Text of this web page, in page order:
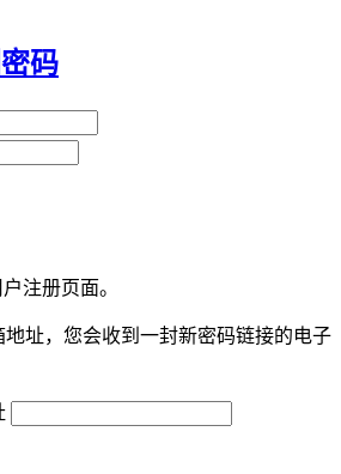
码
注册页面。
址，您会收到一封新密码链接的电子